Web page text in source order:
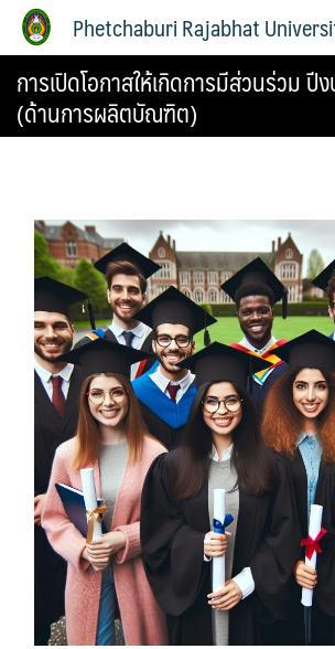
Phetchaburi Rajabhat
การเปิดโอกาสให้เกิดการมีส่วนร่วม
(ด้านการผลิตบัณฑิต)